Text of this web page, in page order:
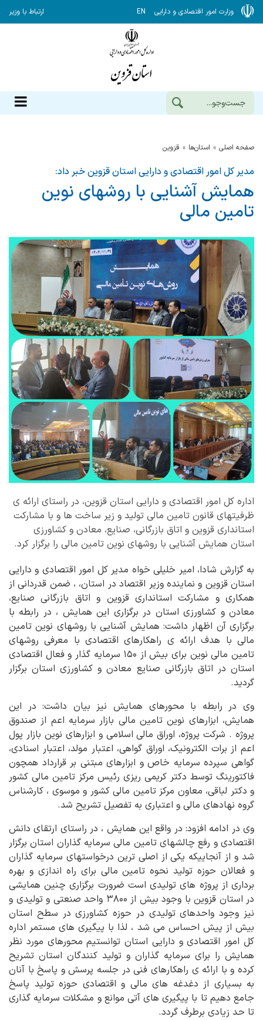
وزارت امور اقتصادی و دارایی EN ارتباط با وزیر
صفحه اصلی استان‌ها قزوين
مدیر کل امور اقتصادی و دارایی استان قزوین خبر داد:
همایش آشنایی با روشهای نوین
تامین مالی
اداره کل امور اقتصادی و دارایی استان قزوین، در راستای ارائه ی
ظرفیتهای قانون تامین مالی تولید و زیر ساخت ها و با مشارکت
استانداری قزوین و اتاق بازرگانی، صنایع، معادن و کشاورزی
استان همایش آشنایی با روشهای نوین تامین مالی را برگزار کرد.
به گزارش شادا، امیر خلیلی خواه مدیر کل امور اقتصادی و دارایی
استان قزوین و نماینده وزیر اقتصاد در استان، ، ضمن قدردانی از
همکاری و مشارکت استانداری قزوین و اتاق بازرگانی صنایع،
معادن و کشاورزی استان در برگزاری این همایش ، در رابطه با
برگزاری آن اظهار داشت: همایش آشنایی با روشهای نوین تامین
مالی با هدف ارائه ی راهکارهای اقتصادی با معرفی روشهای
تامین مالی نوین برای بیش از ۱۵۰ سرمایه گذار و فعال اقتصادی
استان در اتاق بازرگانی صنایع معادن و کشاورزی استان برگزار
گردید.
وی در رابطه با محورهای همایش نیز بیان داشت: در این
همایش، ابزارهای نوین تامین مالی بازار سرمایه اعم از صندوق
پروژه . شرکت پروژه، اوراق مالی اسلامی و ابزارهای نوین بازار پول
اعم از برات الکترونیک، اوراق گواهی، اعتبار مولد، اعتبار اسنادی،
گواهی سپرده سرمایه خاص و ابزارهای مبتنی بر قرارداد همچون
فاکتورینگ توسط دکتر کریمی ریزی رئیس مرکز تامین مالی کشور
و دکتر لباقی، معاون مرکز تامین مالی کشور و موسوی ، کارشناس
گروه نهادهای مالی و اعتباری به تفصیل تشریح شد.
وی در ادامه افزود: در واقع این همایش ، در راستای ارتقای دانش
اقتصادی و رفع چالشهای تامین مالی سرمایه گذاران استان برگزار
شد و از آنجاییکه یکی از اصلی ترین درخواستهای سرمایه گذاران
و فعالان حوزه تولید نحوه تامین مالی برای راه اندازی و بهره
برداری از پروژه های تولیدی است ضرورت برگزاری چنین همایشی
در استان قزوین با وجود بیش از ۳۸۰۰ واحد صنعتی و تولیدی و
نیز وجود واحدهای تولیدی در حوزه کشاورزی در سطح استان
بیش از پیش احساس می شد ، لذا با پیگیری های مستمر اداره
کل امور اقتصادی و دارایی استان توانستیم محورهای مورد نظر
همایش را برای سرمایه گذاران و تولید کنندگان استان تشریح
کرده و با ارائه ی راهکارهای فنی در جلسه پرسش و پاسخ با آنان
به بسیاری از دغدغه های مالی و اقتصادی حوزه تولید پاسخ
جامع دهیم تا با پیگیری های آتی موانع و مشکلات سرمایه گذاری
تا حد زیادی برطرف گردد.